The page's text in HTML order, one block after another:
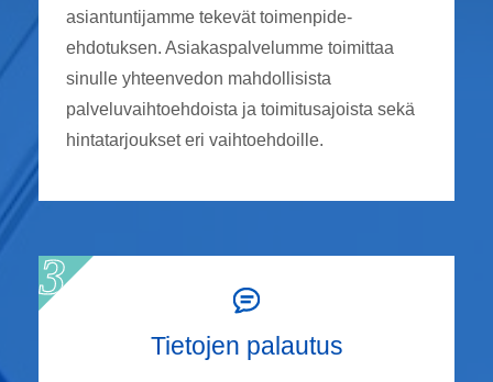
asiantuntijamme tekevät toimenpide-
ehdotuksen. Asiakaspalvelumme toimittaa
sinulle yhteenvedon mahdollisista
palveluvaihtoehdoista ja toimitusajoista sekä
hintatarjoukset eri vaihtoehdoille.
Tietojen palautus